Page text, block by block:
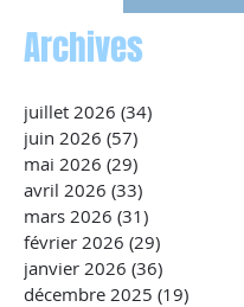
Archives
juillet 2026 (34)
juin 2026 (57)
mai 2026 (29)
avril 2026 (33)
mars 2026 (31)
février 2026 (29)
janvier 2026 (36)
décembre 2025 (19)